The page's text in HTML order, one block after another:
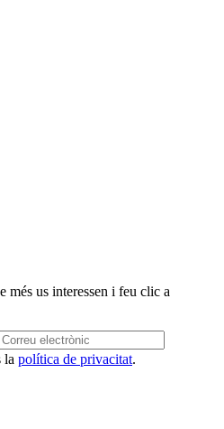
més us interessen i feu clic a
la política de privacitat.